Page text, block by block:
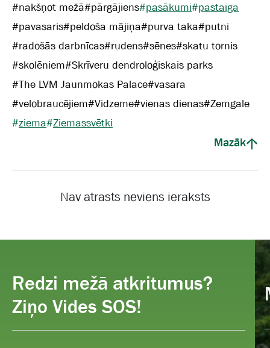
#nakšņot mežā#pārgājiens#pasākumi#pastaiga
#pavasaris#peldoša mājiņa#purva taka#putni
#radošās darbnīcas#rudens#sēnes#skatu tornis
#skolēniem#Skrīveru dendroloģiskais parks
#The LVM Jaunmokas Palace#vasara
#velobraucējiem#Vidzeme#vienas dienas#Zemgale
#ziema#Ziemassvētki
Mazāk
Nav atrasts neviens ieraksts
Redzi mežā atkritumus?
Ziņo Vides SOS!